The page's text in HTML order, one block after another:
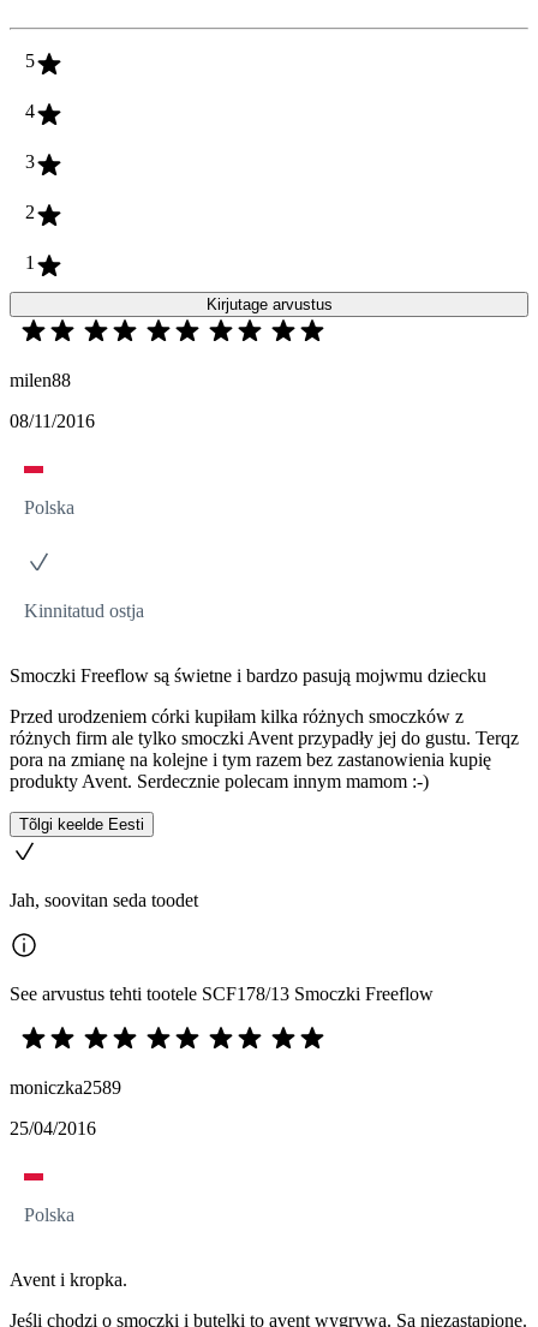
5
4
3
2
1
Kirjutage arvustus
milen88
08/11/2016
Polska
Kinnitatud ostja
Smoczki Freeflow są świetne i bardzo pasują mojwmu dziecku
Przed urodzeniem córki kupiłam kilka różnych smoczków z
różnych firm ale tylko smoczki Avent przypadły jej do gustu. Terqz
pora na zmianę na kolejne i tym razem bez zastanowienia kupię
produkty Avent. Serdecznie polecam innym mamom :-)
Tõlgi keelde Eesti
Jah, soovitan seda toodet
See arvustus tehti tootele SCF178/13 Smoczki Freeflow
moniczka2589
25/04/2016
Polska
Avent i kropka.
Jeśli chodzi o smoczki i butelki to avent wygrywa. Są niezastąpione.